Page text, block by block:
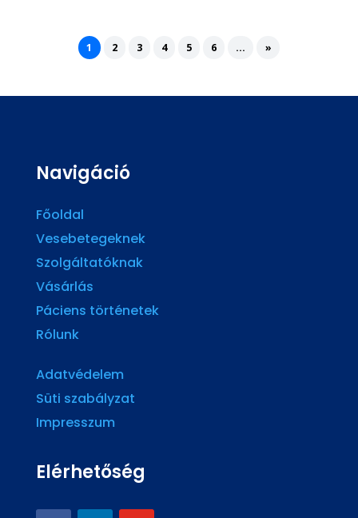
1 2 3 4 5 6 ... »
Navigáció
Főoldal
Vesebetegeknek
Szolgáltatóknak
Vásárlás
Páciens történetek
Rólunk
Adatvédelem
Süti szabályzat
Impresszum
Elérhetőség